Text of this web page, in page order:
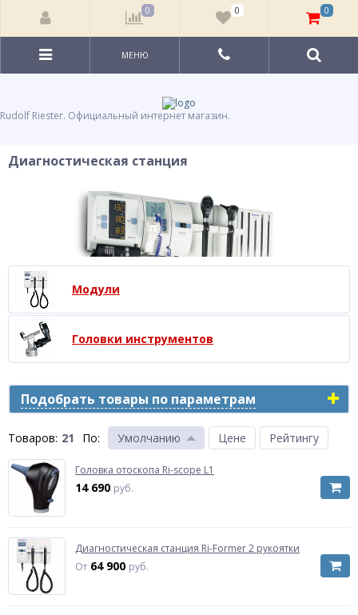
Rudolf Riester. Официальный интернет магазин.
МЕНЮ
Диагностическая станция
Модули
Головки инструментов
Подобрать товары по параметрам
Товаров: 21 По: Умолчанию Цене Рейтингу
Головка отоскопа Ri-scope L1
14 690 руб.
Диагностическая станция Ri-Former 2 рукоятки
От 64 900 руб.
0 0 0